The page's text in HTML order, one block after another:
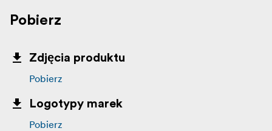
Pobierz
Zdjęcia produktu
Pobierz
Logotypy marek
Pobierz